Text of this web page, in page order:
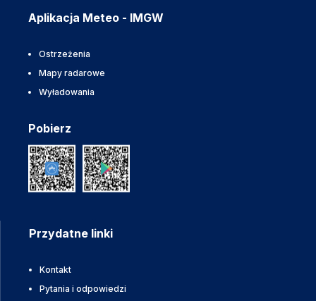
Aplikacja Meteo - IMGW
Ostrzeżenia
Mapy radarowe
Wyładowania
Pobierz
Przydatne linki
Kontakt
Pytania i odpowiedzi